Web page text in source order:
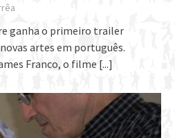
ganha o primeiro trailer
artes em português.
Franco, o filme [...]